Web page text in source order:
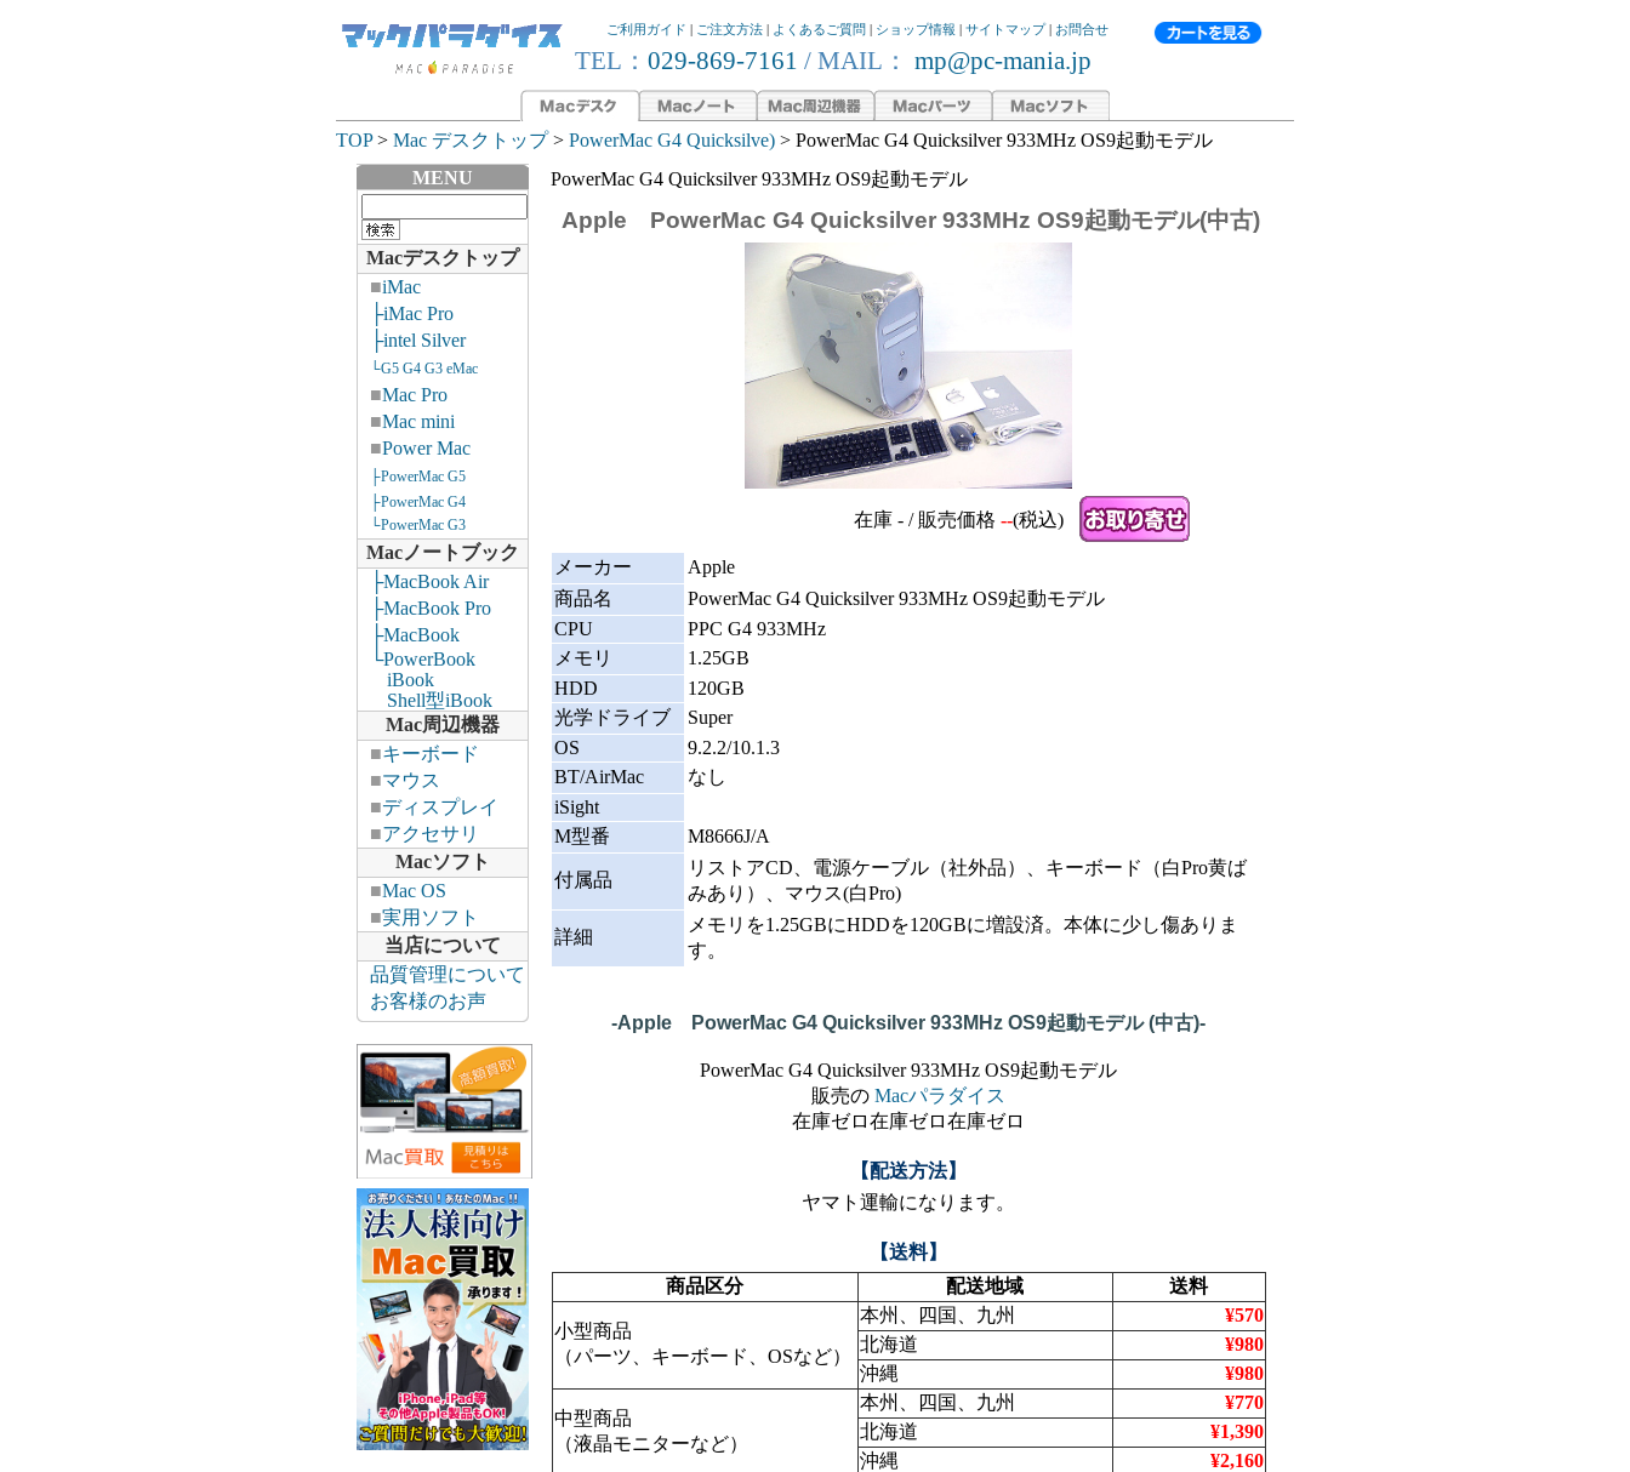
ご利用ガイド | ご注文方法| よくあるご質問 | ショップ情報 | サイトマップ| お問合せ
TEL： 029-869-7161 / MAIL： mp@pc-mania.jp
TOP> Mac デスクトップ> PowerMac G4 Quicksilve) > PowerMac G4 Quicksilver 933MHz OS9起動モデル
MENU
Macデスクトップ
■iMac
├iMac Pro
├intel Silver
└G5 G4 G3 eMac
■Mac Pro
■Mac mini
■Power Mac
├PowerMac G5
├PowerMac G4
└PowerMac G3
Macノートブック
├MacBook Air
├MacBook Pro
├MacBook
└PowerBook
iBook
Shell型iBook
Mac周辺機器
■キーボード
■マウス
■ディスプレイ
■アクセサリ
Macソフト
■Mac OS
■実用ソフト
当店について
品質管理について
お客様のお声
PowerMac G4 Quicksilver 933MHz OS9起動モデル
Apple PowerMac G4 Quicksilver 933MHz OS9起動モデル(中古)
在庫 - / 販売価格 --(税込)
メーカー
Apple
商品名
PowerMac G4 Quicksilver 933MHz OS9起動モデル
CPU
PPC G4 933MHz
メモリ
1.25GB
HDD
120GB
光学ドライブ
Super
OS
9.2.2/10.1.3
BT/AirMac
なし
iSight
M型番
M8666J/A
付属品
リストアCD、電源ケーブル（社外品）、キーボード（白Pro黄ば
みあり）、マウス(白Pro)
詳細
メモリを1.25GBにHDDを120GBに増設済。本体に少し傷ありま
す。
-Apple PowerMac G4 Quicksilver 933MHz OS9起動モデル (中古)-
PowerMac G4 Quicksilver 933MHz OS9起動モデル
販売の Macパラダイス
在庫ゼロ在庫ゼロ在庫ゼロ
【配送方法】
ヤマト運輸になります。
【送料】
商品区分
配送地域 送料
小型商品
（パーツ、キーボード、OSなど）
本州、四国、九州
¥570
北海道
¥980
沖縄
¥980
中型商品
（液晶モニターなど）
本州、四国、九州
¥770
北海道
¥1,390
沖縄
¥2,160